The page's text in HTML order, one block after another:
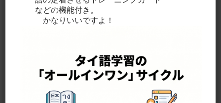
yàa phʉ̂ŋ ~ อย่าพึ่ง ~
などの機能付き。
かなりいいですよ！